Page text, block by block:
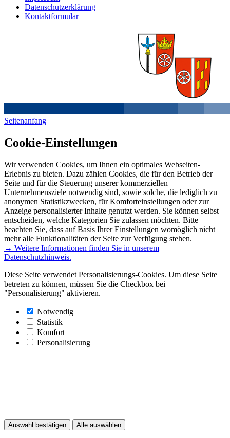
Datenschutzerklärung
Kontaktformular
Seitenanfang
Cookie-Einstellungen
Wir verwenden Cookies, um Ihnen ein optimales Webseiten-
Erlebnis zu bieten. Dazu zählen Cookies, die für den Betrieb der
Seite und für die Steuerung unserer kommerziellen
Unternehmensziele notwendig sind, sowie solche, die lediglich zu
anonymen Statistikzwecken, für Komforteinstellungen oder zur
Anzeige personalisierter Inhalte genutzt werden. Sie können selbst
entscheiden, welche Kategorien Sie zulassen möchten. Bitte
beachten Sie, dass auf Basis Ihrer Einstellungen womöglich nicht
mehr alle Funktionalitäten der Seite zur Verfügung stehen.
→ Weitere Informationen finden Sie in unserem
Datenschutzhinweis.
Diese Seite verwendet Personalisierungs-Cookies. Um diese Seite
betreten zu können, müssen Sie die Checkbox bei
"Personalisierung" aktivieren.
Notwendig
Statistik
Komfort
Personalisierung
Auswahl bestätigen Alle auswählen